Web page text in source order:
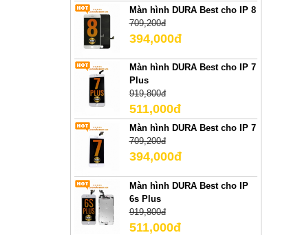
Màn hình DURA Best cho IP 8
709,200đ
394,000đ
Màn hình DURA Best cho IP 7
Plus
919,800đ
511,000đ
Màn hình DURA Best cho IP 7
709,200đ
394,000đ
Màn hình DURA Best cho IP
6s Plus
919,800đ
511,000đ